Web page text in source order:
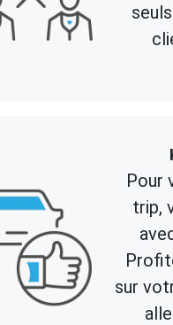
Pour
trip,
sur